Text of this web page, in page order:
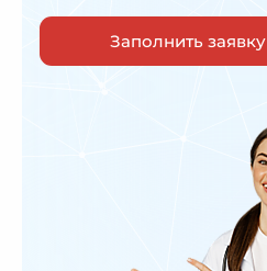
Заполнить заявку